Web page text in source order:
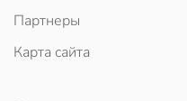
Партнеры
Карта сайта